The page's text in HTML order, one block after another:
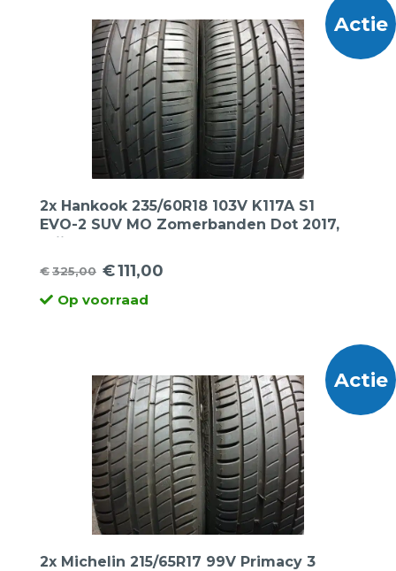
Actie
2x Hankook 235/60R18 103V K117A S1
EVO-2 SUV MO Zomerbanden Dot 2017,
prijs voor 2 banden.
€325,00
Oorspronkelijke
prijs
€111,00
Huidige
prijsOp voorraad
Actie
2x Michelin 215/65R17 99V Primacy 3